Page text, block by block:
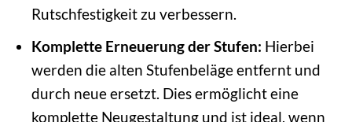
Rutschfestigkeit zu verbessern.
Komplette Erneuerung der Stufen: Hierbei
werden die alten Stufenbeläge entfernt und
durch neue ersetzt. Dies ermöglicht eine
komplette Neugestaltung und ist ideal, wenn